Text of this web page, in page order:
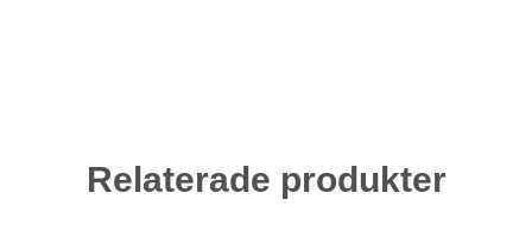
Relaterade produkter